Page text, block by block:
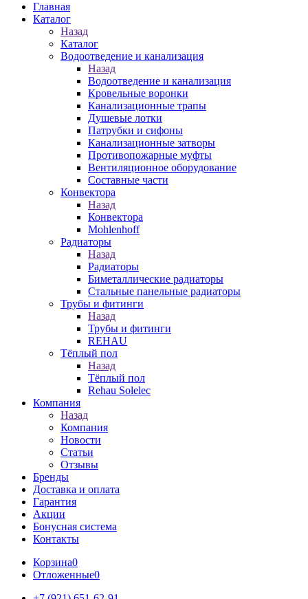
Главная
Каталог
Назад
Каталог
Водоотведение и канализация
Назад
Водоотведение и канализация
Кровельные воронки
Канализационные трапы
Душевые лотки
Патрубки и сифоны
Канализационные затворы
Противопожарные муфты
Вентиляционное оборудование
Составные части
Конвектора
Назад
Конвектора
Mohlenhoff
Радиаторы
Назад
Радиаторы
Биметаллические радиаторы
Стальные панельные радиаторы
Трубы и фитинги
Назад
Трубы и фитинги
REHAU
Тёплый пол
Назад
Тёплый пол
Rehau Solelec
Компания
Назад
Компания
Новости
Статьи
Отзывы
Бренды
Доставка и оплата
Гарантия
Акции
Бонусная система
Контакты
Корзина0
Отложенные0